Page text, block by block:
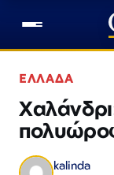
ΕΛΛΑΔΑ
kalinda